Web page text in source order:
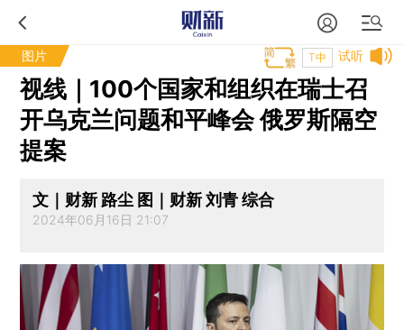
图片 试听
T中
视线｜100个国家和组织在瑞士召
开乌克兰问题和平峰会 俄罗斯隔空
提案
文｜财新 路尘 图｜财新 刘青 综合
2024年06月16日 21:07